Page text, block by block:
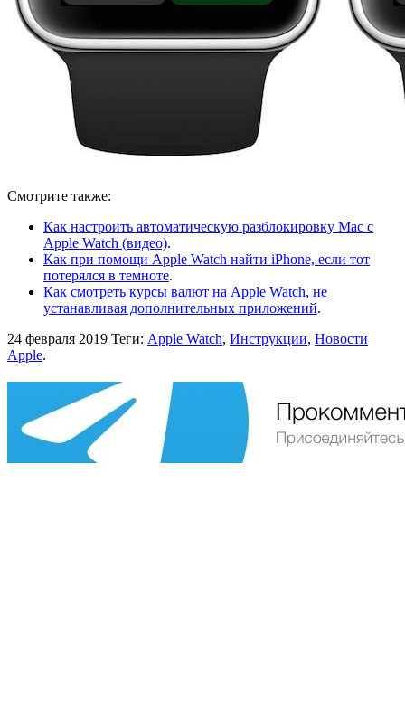
Смотрите также:
Как настроить автоматическую разблокировку Mac с
Apple Watch (видео).
Как при помощи Apple Watch найти iPhone, если тот
потерялся в темноте.
Как смотреть курсы валют на Apple Watch, не
устанавливая дополнительных приложений.
24 февраля 2019 Теги: Apple Watch, Инструкции, Новости
Apple.